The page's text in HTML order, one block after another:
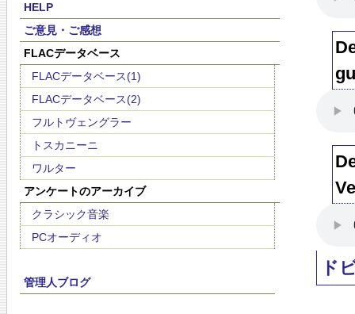
HELP
ご意見・ご感想
FLACデータベース
FLACデータベース(1)
FLACデータベース(2)
フルトヴェングラー
トスカニーニ
ワルター
アンケートのアーカイブ
クラシック音楽
PCオーディオ
管理人ブログ
ド